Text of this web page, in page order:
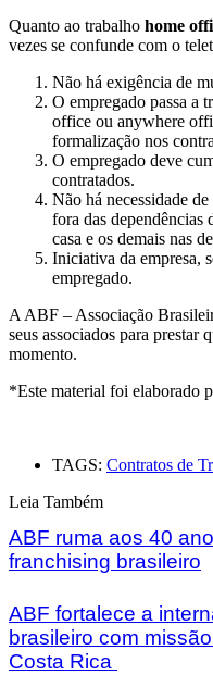
Quanto ao trabalho home
vezes se confunde com o
Não há exigência de
O empregado passa a
office ou anywhere
formalização nos
O empregado deve
contratados.
Não há necessidade
fora das dependências
casa e os demais nas
Iniciativa da empresa,
empregado.
A ABF – Associação
seus associados para prestar
momento.
*Este material foi elaborado
TAGS: Contratos de
Leia Também
ABF ruma aos 40
franchising brasileiro
ABF fortalece a
brasileiro com
Costa Rica